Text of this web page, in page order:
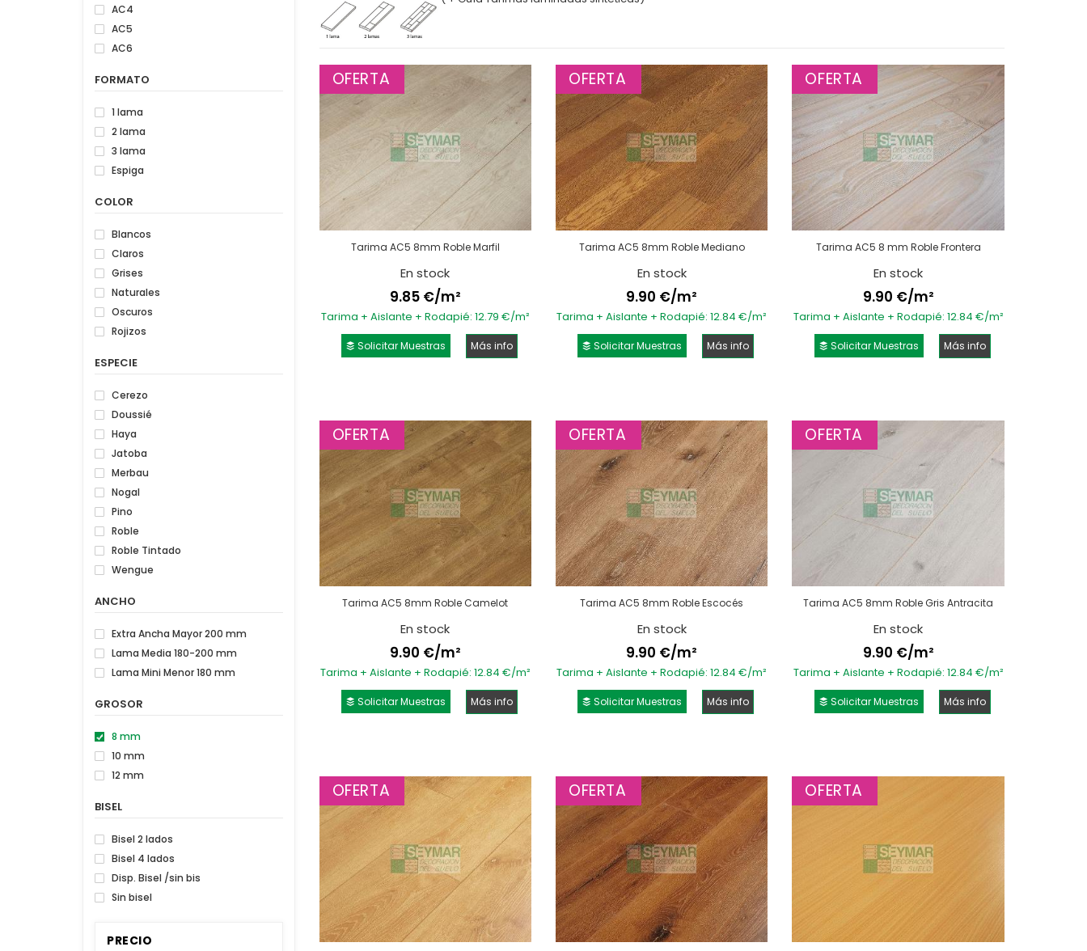
OFERTA
Tarima AC5 8mm Roble Marfil
En stock
9.85 €/m²
Tarima + Aislante + Rodapié: 12.79 €/m²
Solicitar Muestras Más info
OFERTA
Tarima AC5 8mm Roble Mediano
En stock
9.90 €/m²
Tarima + Aislante + Rodapié: 12.84 €/m²
Solicitar Muestras Más info
OFERTA
Tarima AC5 8 mm Roble Frontera
En stock
9.90 €/m²
Tarima + Aislante + Rodapié: 12.84 €/m²
Solicitar Muestras Más info
OFERTA
Tarima AC5 8mm Roble Camelot
En stock
9.90 €/m²
Tarima + Aislante + Rodapié: 12.84 €/m²
Solicitar Muestras Más info
OFERTA
Tarima AC5 8mm Roble Escocés
En stock
9.90 €/m²
Tarima + Aislante + Rodapié: 12.84 €/m²
Solicitar Muestras Más info
OFERTA
Tarima AC5 8mm Roble Gris Antracita
En stock
9.90 €/m²
Tarima + Aislante + Rodapié: 12.84 €/m²
Solicitar Muestras Más info
OFERTA OFERTA OFERTA
AC4
AC5
AC6
FORMATO
1 lama
2 lama
3 lama
Espiga
COLOR
Blancos
Claros
Grises
Naturales
Oscuros
Rojizos
ESPECIE
Cerezo
Doussié
Haya
Jatoba
Merbau
Nogal
Pino
Roble
Roble Tintado
Wengue
ANCHO
Extra Ancha Mayor 200 mm
Lama Media 180-200 mm
Lama Mini Menor 180 mm
GROSOR
8 mm
10 mm
12 mm
BISEL
Bisel 2 lados
Bisel 4 lados
Disp. Bisel /sin bis
Sin bisel
PRECIO